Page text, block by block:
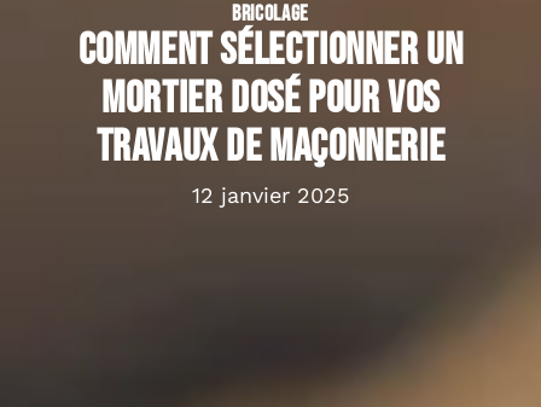
BRICOLAGE
Comment sélectionner un
mortier dosé pour vos
travaux de maçonnerie
12 janvier 2025